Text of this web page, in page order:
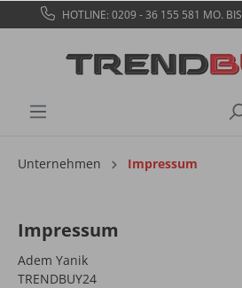
HOTLINE: 0209 - 36 155 581 MO.
Unternehmen Impressum
Impressum
Adem Yanik
TRENDBUY24